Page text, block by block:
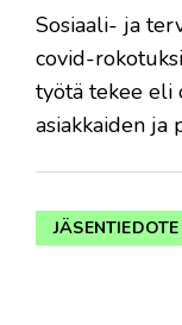
​Sosiaali- ja
covid-
työtä tekee eli
asiakkaiden ja
JÄSENTIEDOTE